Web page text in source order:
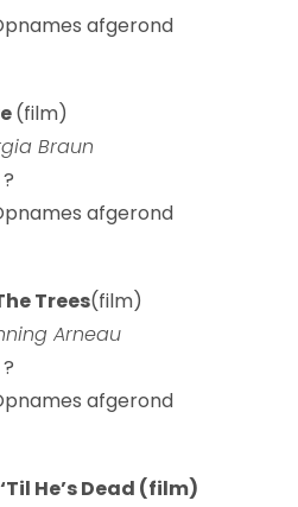
afgerond
(film)
Braun
afgerond
Trees(film)
Arneau
afgerond
He’s Dead (film)